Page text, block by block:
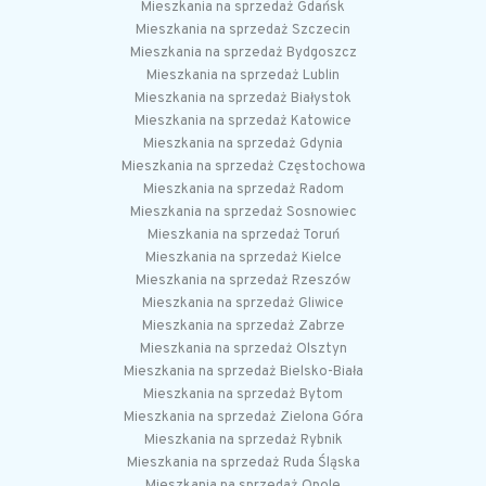
Mieszkania na sprzedaż Gdańsk
Mieszkania na sprzedaż Szczecin
Mieszkania na sprzedaż Bydgoszcz
Mieszkania na sprzedaż Lublin
Mieszkania na sprzedaż Białystok
Mieszkania na sprzedaż Katowice
Mieszkania na sprzedaż Gdynia
Mieszkania na sprzedaż Częstochowa
Mieszkania na sprzedaż Radom
Mieszkania na sprzedaż Sosnowiec
Mieszkania na sprzedaż Toruń
Mieszkania na sprzedaż Kielce
Mieszkania na sprzedaż Rzeszów
Mieszkania na sprzedaż Gliwice
Mieszkania na sprzedaż Zabrze
Mieszkania na sprzedaż Olsztyn
Mieszkania na sprzedaż Bielsko-Biała
Mieszkania na sprzedaż Bytom
Mieszkania na sprzedaż Zielona Góra
Mieszkania na sprzedaż Rybnik
Mieszkania na sprzedaż Ruda Śląska